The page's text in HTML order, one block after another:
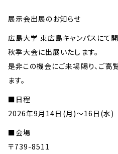
展示会出展のお知らせ
広島大学 東広島キャンパスにて
秋季大会に出展いたします。
是非この機会にご来場賜り、ご高
ます。
■日程
2026年9月14日(月)～16日(水)
■会場
〒739-8511